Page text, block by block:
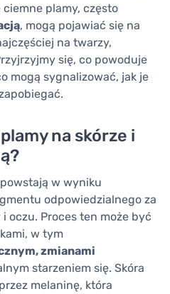
ciemne plamy, często
, mogą pojawiać się na
na twarzy,
się, co powoduje
mogą sygnalizować, jak je
na skórze i
w wyniku
odpowiedzialnego za
i oczu. Proces ten może być
w tym
zmianami
starzeniem się. Skóra
melaninę, która